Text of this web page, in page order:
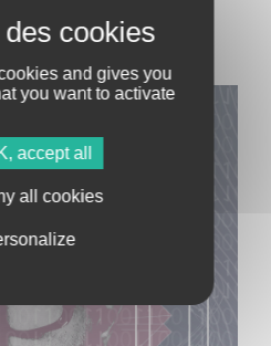
Hill et Line Ten.
and gives you
you want to activate
accept all
all cookies